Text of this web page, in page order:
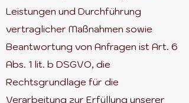
Leistungen und Durchführung
vertraglicher Maßnahmen sowie
Beantwortung von Anfragen ist Art. 6
Abs. 1 lit. b DSGVO, die
Rechtsgrundlage für die
Verarbeitung zur Erfüllung unserer